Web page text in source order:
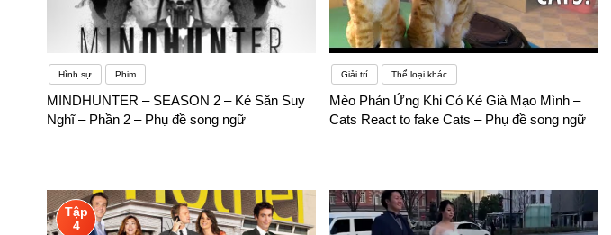
Hình sự Phim
MINDHUNTER – SEASON 2 – Kẻ Săn Suy
Nghĩ – Phần 2 – Phụ đề song ngữ
Giải trí Thể loại khác
Mèo Phản Ứng Khi Có Kẻ Già Mạo Mình –
Cats React to fake Cats – Phụ đề song ngữ
Tập
4